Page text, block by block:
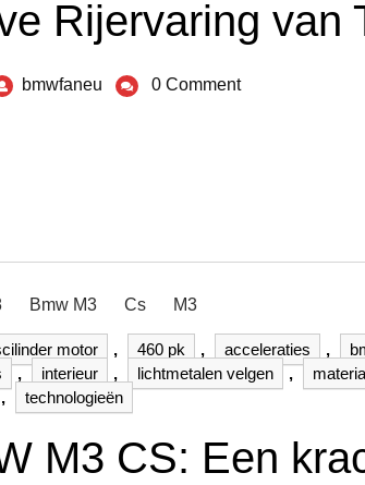
Rijervaring van
bmwfaneu 0 Comment
Bmw M3 Cs M3
motor , 460 pk , acceleraties ,
, interieur , lichtmetalen velgen ,
, technologieën
M3 CS: Een